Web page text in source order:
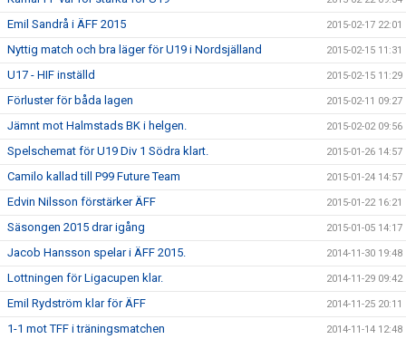
Emil Sandrå i ÄFF 2015 2015-02-17 22:01
Nyttig match och bra läger för U19 i Nordsjälland 2015-02-15 11:31
U17 - HIF inställd 2015-02-15 11:29
Förluster för båda lagen 2015-02-11 09:27
Jämnt mot Halmstads BK i helgen. 2015-02-02 09:56
Spelschemat för U19 Div 1 Södra klart. 2015-01-26 14:57
Camilo kallad till P99 Future Team 2015-01-24 14:57
Edvin Nilsson förstärker ÄFF 2015-01-22 16:21
Säsongen 2015 drar igång 2015-01-05 14:17
Jacob Hansson spelar i ÄFF 2015. 2014-11-30 19:48
Lottningen för Ligacupen klar. 2014-11-29 09:42
Emil Rydström klar för ÄFF 2014-11-25 20:11
1-1 mot TFF i träningsmatchen 2014-11-14 12:48